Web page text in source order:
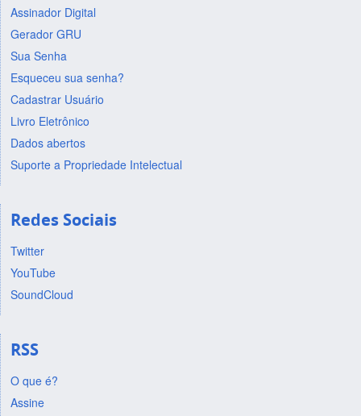
Assinador Digital
Gerador GRU
Sua Senha
Esqueceu sua senha?
Cadastrar Usuário
Livro Eletrônico
Dados abertos
Suporte a Propriedade Intelectual
Redes Sociais
Twitter
YouTube
SoundCloud
RSS
O que é?
Assine